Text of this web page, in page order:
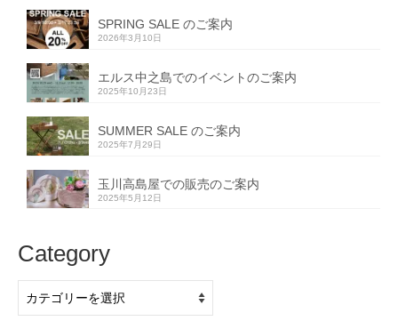
SPRING SALE のご案内
2026年3月10日
エルス中之島でのイベントのご案内
2025年10月23日
SUMMER SALE のご案内
2025年7月29日
玉川高島屋での販売のご案内
2025年5月12日
Category
Category